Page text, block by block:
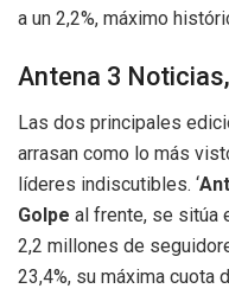
a un 2,2%, máximo
Antena 3
Las dos principales
arrasan como lo más
líderes indiscutibles. ‘
Golpe al frente, se sitúa
2,2 millones de
23,4%, su máxima cuota